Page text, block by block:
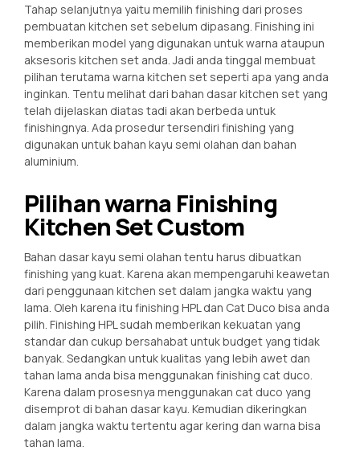
Tahap selanjutnya yaitu memilih finishing dari proses
pembuatan kitchen set sebelum dipasang. Finishing ini
memberikan model yang digunakan untuk warna ataupun
aksesoris kitchen set anda. Jadi anda tinggal membuat
pilihan terutama warna kitchen set seperti apa yang anda
inginkan. Tentu melihat dari bahan dasar kitchen set yang
telah dijelaskan diatas tadi akan berbeda untuk
finishingnya. Ada prosedur tersendiri finishing yang
digunakan untuk bahan kayu semi olahan dan bahan
aluminium.
Pilihan warna Finishing
Kitchen Set Custom
Bahan dasar kayu semi olahan tentu harus dibuatkan
finishing yang kuat. Karena akan mempengaruhi keawetan
dari penggunaan kitchen set dalam jangka waktu yang
lama. Oleh karena itu finishing HPL dan Cat Duco bisa anda
pilih. Finishing HPL sudah memberikan kekuatan yang
standar dan cukup bersahabat untuk budget yang tidak
banyak. Sedangkan untuk kualitas yang lebih awet dan
tahan lama anda bisa menggunakan finishing cat duco.
Karena dalam prosesnya menggunakan cat duco yang
disemprot di bahan dasar kayu. Kemudian dikeringkan
dalam jangka waktu tertentu agar kering dan warna bisa
tahan lama.